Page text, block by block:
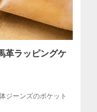
革ラッピングケ
ジーンズのポケット